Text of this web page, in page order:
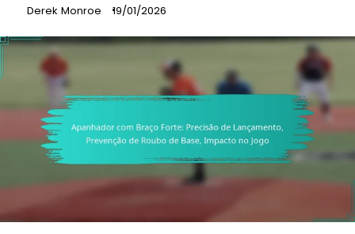
Derek Monroe 19/01/2026